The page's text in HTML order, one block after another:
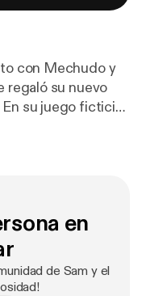
con Mechudo y
regaló su nuevo
su juego ficticio,
misterio para los
cuentos o
se quieren o no -
respuesta clara.
en
de Sam y el